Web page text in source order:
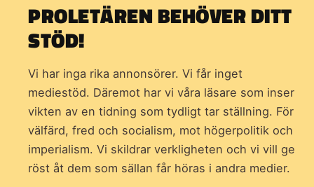
PROLETÄREN BEHÖVER DITT
STÖD!
Vi har inga rika annonsörer. Vi får inget
mediestöd. Däremot har vi våra läsare som inser
vikten av en tidning som tydligt tar ställning. För
välfärd, fred och socialism, mot högerpolitik och
imperialism. Vi skildrar verkligheten och vi vill ge
röst åt dem som sällan får höras i andra medier.